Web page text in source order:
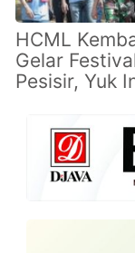
HCML
Gelar
Pesisir, Yuk
Spot
Matahari